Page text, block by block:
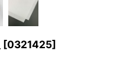
[0321425]